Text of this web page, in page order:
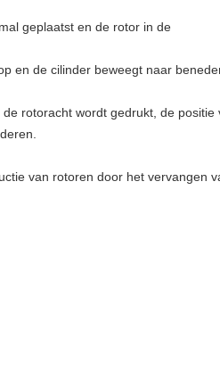
geplaatst en de rotor in de
en de cilinder beweegt naar
rotoracht wordt gedrukt, de
van rotoren door het vervangen